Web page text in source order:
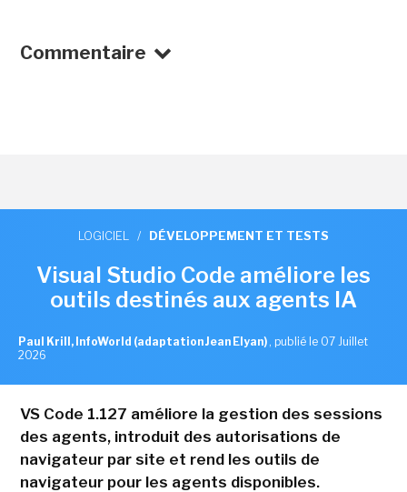
Commentaire
LOGICIEL / DÉVELOPPEMENT ET TESTS
Visual Studio Code améliore les
outils destinés aux agents IA
Paul Krill, InfoWorld (adaptation Jean Elyan) , publié le 07 Juillet
2026
VS Code 1.127 améliore la gestion des sessions
des agents, introduit des autorisations de
navigateur par site et rend les outils de
navigateur pour les agents disponibles.